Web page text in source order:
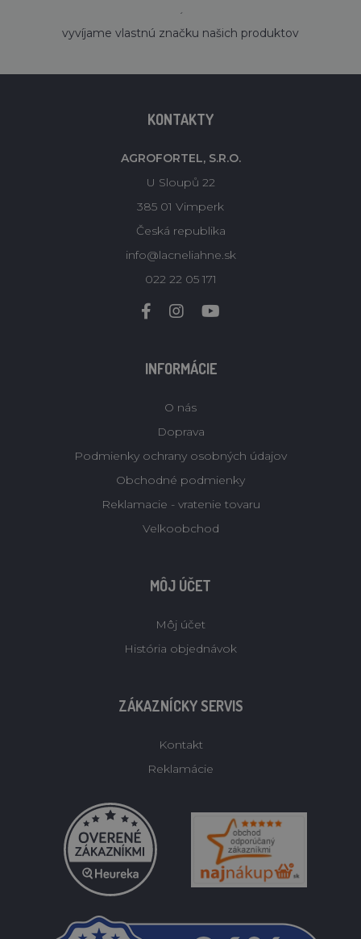
´
vyvíjame vlastnú značku našich produktov
KONTAKTY
AGROFORTEL, S.R.O.
U Sloupů 22
385 01 Vimperk
Česká republika
info@lacneliahne.sk
022 22 05 171
INFORMÁCIE
O nás
Doprava
Podmienky ochrany osobných údajov
Obchodné podmienky
Reklamacie - vratenie tovaru
Velkoobchod
MÔJ ÚČET
Môj účet
História objednávok
ZÁKAZNÍCKY SERVIS
Kontakt
Reklamácie